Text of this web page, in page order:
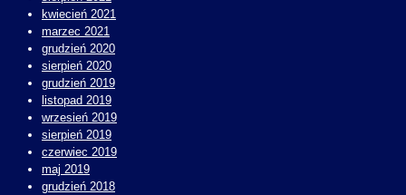
kwiecień 2021
marzec 2021
grudzień 2020
sierpień 2020
grudzień 2019
listopad 2019
wrzesień 2019
sierpień 2019
czerwiec 2019
maj 2019
grudzień 2018